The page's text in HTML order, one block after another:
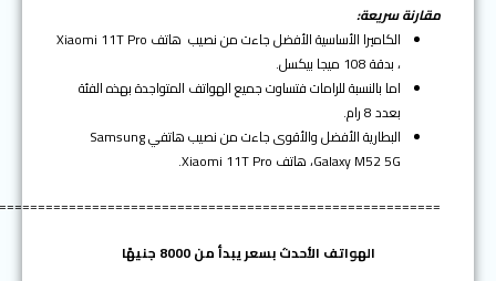
مقارنة سريعة:
الكاميرا الأساسية الأفضل جاءت من نصيب هاتف Xiaomi 11T Pro
، بدقة 108 ميجا بيكسل.
اما بالنسبة للرامات فتساوت جميع الهواتف المتواجدة بهذه الفئة
بعدد 8 رام.
البطارية الأفضل والأقوى جاءت من نصيب هاتفي Samsung
Galaxy M52 5G، هاتف Xiaomi 11T Pro.
الهواتف الأحدث بسعر يبدأ من 8000 جنيهًا